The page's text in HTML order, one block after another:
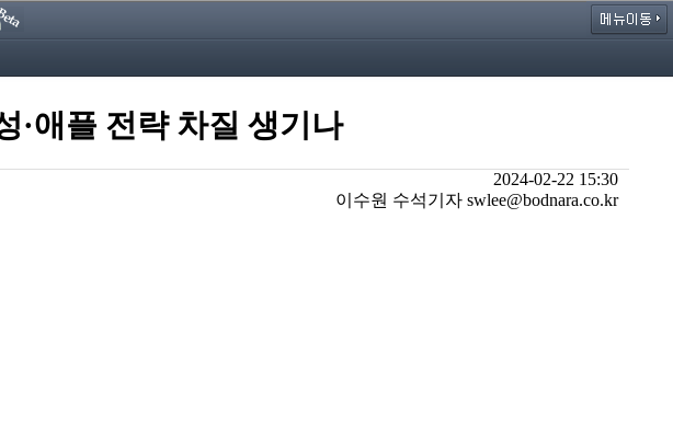
·애플 전략 차질 생기나
2024-02-22 15:30
이수원 수석기자 swlee@bodnara.co.kr